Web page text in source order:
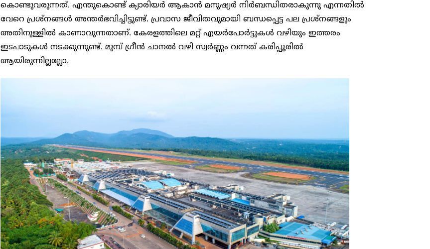
കൊണ്ടുവരുന്നത്. എന്തുകൊണ്ട് ക്യാരിയർ ആകാൻ മനുഷ്യർ നിർബന്ധിതരാകുന്നു എന്നതിൽ
വേറെ പ്രശ്നങ്ങൾ അന്തർഭവിച്ചിട്ടുണ്ട്. പ്രവാസ ജീവിതവുമായി ബന്ധപ്പെട്ട പല പ്രശ്നങ്ങളും
അതിനുള്ളിൽ കാണാ‍വുന്നതാണ്. കേരളത്തിലെ മറ്റ് എയർപോർട്ടുകൾ വഴിയും ഇത്തരം
ഇടപാടുകൾ നടക്കുന്നുണ്ട്. മുമ്പ് ഗ്രീൻ ചാനൽ വഴി സ്വർണ്ണം വന്നത് കരിപ്പൂരിൽ
ആയിരുന്നില്ലല്ലോ.